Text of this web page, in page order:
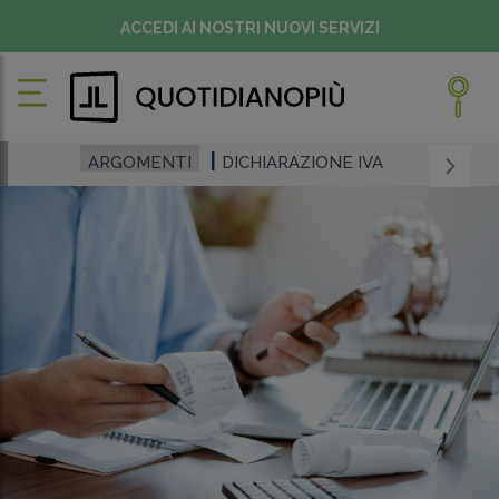
ACCEDI AI NOSTRI NUOVI SERVIZI
ARGOMENTI DICHIARAZIONE IVA